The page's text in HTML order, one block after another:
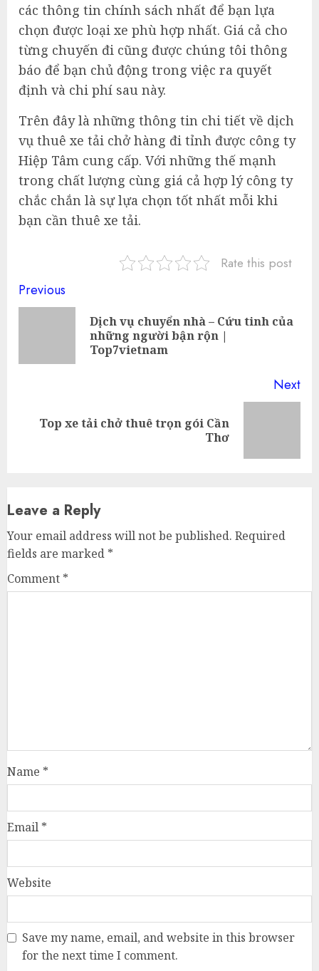
các thông tin chính sách nhất để bạn lựa
chọn được loại xe phù hợp nhất. Giá cả cho
từng chuyến đi cũng được chúng tôi thông
báo để bạn chủ động trong việc ra quyết
định và chi phí sau này.
Trên đây là những thông tin chi tiết về dịch
vụ thuê xe tải chở hàng đi tỉnh được công ty
Hiệp Tâm cung cấp. Với những thế mạnh
trong chất lượng cùng giá cả hợp lý công ty
chắc chắn là sự lựa chọn tốt nhất mỗi khi
bạn cần thuê xe tải.
Rate this post
Continue
Reading
Previous
Dịch vụ chuyển nhà – Cứu tinh của
những người bận rộn |
Top7vietnam
Next
NextTop xe tải chở thuê trọn gói Cần
Thơ
Leave a Reply
Your email address will not be published. Required
fields are marked *
Comment *
Name *
Email *
Website
Save my name, email, and website in this browser
for the next time I comment.